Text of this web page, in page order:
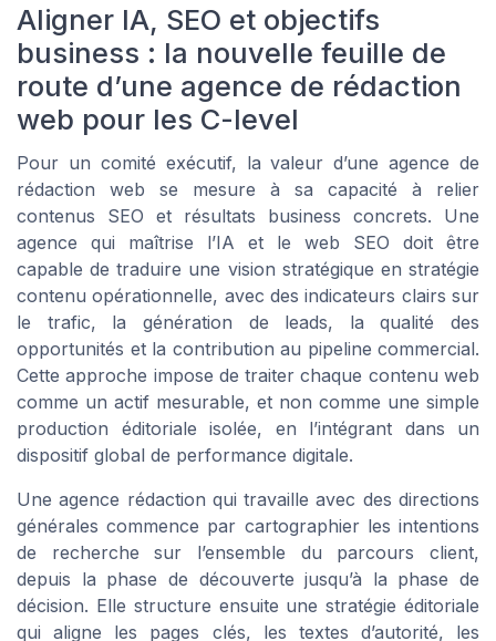
Aligner IA, SEO et objectifs
business : la nouvelle feuille de
route d’une agence de rédaction
web pour les C-level
Pour un comité exécutif, la valeur d’une agence de
rédaction web se mesure à sa capacité à relier
contenus SEO et résultats business concrets. Une
agence qui maîtrise l’IA et le web SEO doit être
capable de traduire une vision stratégique en stratégie
contenu opérationnelle, avec des indicateurs clairs sur
le trafic, la génération de leads, la qualité des
opportunités et la contribution au pipeline commercial.
Cette approche impose de traiter chaque contenu web
comme un actif mesurable, et non comme une simple
production éditoriale isolée, en l’intégrant dans un
dispositif global de performance digitale.
Une agence rédaction qui travaille avec des directions
générales commence par cartographier les intentions
de recherche sur l’ensemble du parcours client,
depuis la phase de découverte jusqu’à la phase de
décision. Elle structure ensuite une stratégie éditoriale
qui aligne les pages clés, les textes d’autorité, les